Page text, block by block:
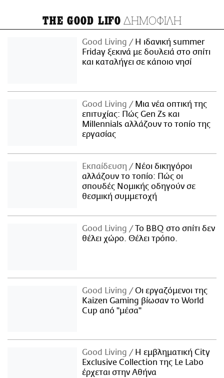
THE GOOD LIFO ΔΗΜΟΦΙΛΗ
Good Living
Η ιδανική summer
Friday ξεκινά με δουλειά στο σπίτι
και καταλήγει σε κάποιο νησί
Good Living
Μια νέα οπτική της
επιτυχίας: Πώς Gen Zs και
Millennials αλλάζουν το τοπίο της
εργασίας
Εκπαίδευση
Νέοι δικηγόροι
αλλάζουν το τοπίο: Πώς οι
σπουδές Νομικής οδηγούν σε
θεσμική συμμετοχή
Good Living
Το BBQ στο σπίτι δεν
θέλει χώρο. Θέλει τρόπο.
Good Living
Οι εργαζόμενοι της
Kaizen Gaming βίωσαν το World
Cup από "μέσα"
Good Living
Η εμβληματική City
Exclusive Collection της Le Labo
έρχεται στην Αθήνα